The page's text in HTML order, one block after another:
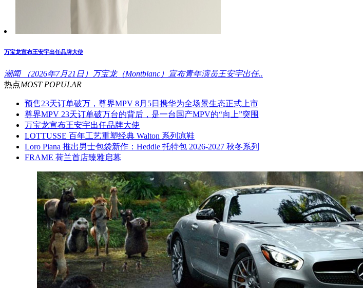
万宝龙宣布王安宇出任品牌大使
潮闻
（2026年7月21日）万宝龙（Montblanc）宣布青年演员王安宇出任..
热点MOST POPULAR
预售23天订单破万，尊界MPV 8月5日携华为全场景生态正式上市
尊界MPV 23天订单破万台的背后，是一台国产MPV的“向上”突围
万宝龙宣布王安宇出任品牌大使
LOTTUSSE 百年工艺重塑经典 Walton 系列凉鞋
Loro Piana 推出男士包袋新作：Heddle 托特包 2026-2027 秋冬系列
FRAME 荷兰首店臻雅启幕